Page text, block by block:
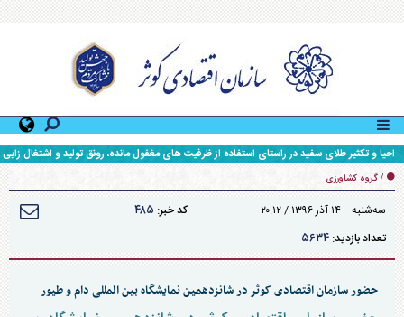
/ گروه کشاورزی
سه‌شنبه ۱۴ آذر ۱۳۹۶ / ۲۰:۱۲ کد خبر: ۴۸۵
تعداد بازدید: ۵۶۳۴
حضور سازمان اقتصادی کوثر در شانزدهمین نمایشگاه بین المللی دام و طیور